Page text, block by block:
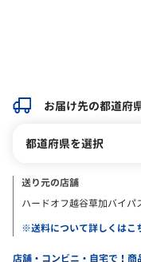
お届け先の都道府
都道府県を選択
送り元の店舗
ハードオフ越谷草加バイパ
※送料について詳しくはこ
店舗・コンビニ・自宅で！商